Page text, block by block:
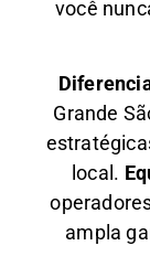
você
Grande
local.
ampla